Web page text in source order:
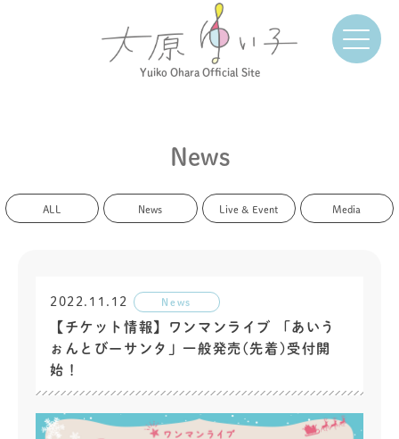
Yuiko Ohara Official Site
News
ALL News Live & Event Media
2022.11.12 News
【チケット情報】ワンマンライブ 「あいう
ぉんとびーサンタ」一般発売(先着)受付開
始！